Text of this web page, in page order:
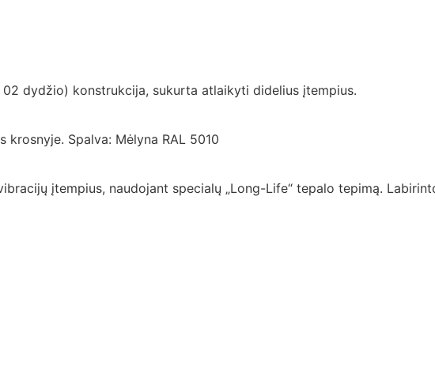
dydžio) konstrukcija, sukurta atlaikyti didelius įtempius.
Spalva: Mėlyna RAL 5010
įtempius, naudojant specialų „Long-Life“ tepalo tepimą.